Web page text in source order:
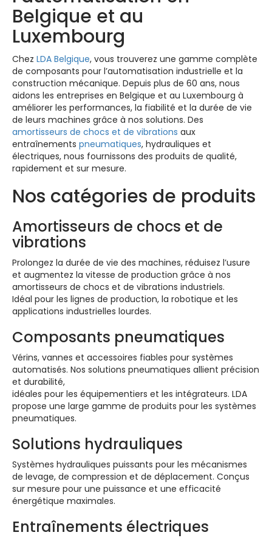
Belgique et au
Luxembourg
Chez LDA Belgique, vous trouverez une gamme complète
de composants pour l’automatisation industrielle et la
construction mécanique. Depuis plus de 60 ans, nous
aidons les entreprises en Belgique et au Luxembourg à
améliorer les performances, la fiabilité et la durée de vie
de leurs machines grâce à nos solutions. Des
amortisseurs de chocs et de vibrations aux
entraînements pneumatiques, hydrauliques et
électriques, nous fournissons des produits de qualité,
rapidement et sur mesure.
Nos catégories de produits
Amortisseurs de chocs et de
vibrations
Prolongez la durée de vie des machines, réduisez l’usure
et augmentez la vitesse de production grâce à nos
amortisseurs de chocs et de vibrations industriels.
Idéal pour les lignes de production, la robotique et les
applications industrielles lourdes.
Composants pneumatiques
Vérins, vannes et accessoires fiables pour systèmes
automatisés. Nos solutions pneumatiques allient précision
et durabilité,
idéales pour les équipementiers et les intégrateurs. LDA
propose une large gamme de produits pour les systèmes
pneumatiques.
Solutions hydrauliques
Systèmes hydrauliques puissants pour les mécanismes
de levage, de compression et de déplacement. Conçus
sur mesure pour une puissance et une efficacité
énergétique maximales.
Entraînements électriques